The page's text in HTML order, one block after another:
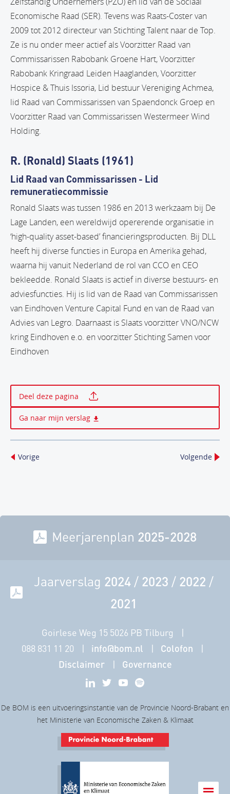
Economische Raad (SER). Tevens was Raats-Coster van
2009 tot 2012 directeur van Stichting Talent naar de Top.
Ze is nu onder meer actief als Voorzitter Raad van
Commissarissen Rabobank Groene Hart, Voorzitter
Rabobank Kringraad Leiden Haaglanden, Voorzitter
Hospice & Thuis Issoria, Lid bestuur Vereniging Achmea,
lid Raad van Commissarissen van Spaendonck Groep en
Voorzitter Raad van Commissarissen Westermeer Wind
Holding.
R. (Ronald) Slaats (1961)
Lid Raad van Commissarissen - Lid
remuneratiecommissie
Ronald Slaats was tussen 1986 en 2013 werkzaam bij De
Lage Landen, een wereldwijd opererende organisatie in
‘high-quality asset-based’ financieringsproducten. Bij DLL
heeft hij diverse functies in Europa en Amerika gehad,
waarna hij vanuit Nederland de rol van CCO en CEO
bekleedde. Ronald Slaats is actief in diverse bestuurs- en
adviesfuncties. Hij is lid van de Raad van Commissarissen
van Eindhoven Venture Capital Fund en van de Raad van
Advies van Legro. Daarnaast is Slaats voorzitter VNO/NCW
kring Eindhoven e.o. en voorzitter Stichting Samen voor
Eindhoven
Deel deze pagina
Ga naar mijn verslag
Vorige Volgende
Meerjarenplan 2025-2028
Jaarverslag 2024/ 2023 / 2022 /
2021
Goirlese Weg 15 5026 PB Tilburg
088 831 11 20
info@bom.nl
Colofon
Disclaimer
Governance
De BOM is een uitvoeringsinstantie van de Provincie Noord-Brabant en
het Ministerie van Economische Zaken & Klimaat